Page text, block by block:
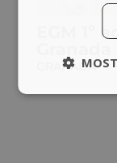
EGM 1º
GRANADA